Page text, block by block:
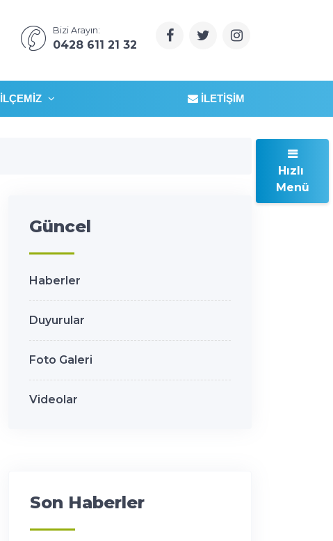
Bizi Arayın:
0428 611 21 32
İLÇEMIZ İLETIŞIM
Güncel
Haberler
Duyurular
Foto Galeri
Videolar
Son Haberler
Hızlı
Menü